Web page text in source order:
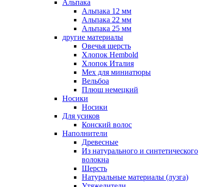
Альпака
Альпака 12 мм
Альпака 22 мм
Альпака 25 мм
другие материалы
Овечья шерсть
Хлопок Hembold
Хлопок Италия
Мех для миниатюры
Вельбоа
Плюш немецкий
Носики
Носики
Для усиков
Конский волос
Наполнители
Древесные
Из натурального и синтетического
волокна
Шерсть
Натуральные материалы (лузга)